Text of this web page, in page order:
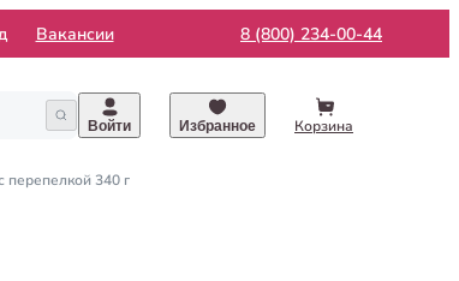
Вакансии 8 (800) 234-00-44
Войти Избранное Корзина
340 г